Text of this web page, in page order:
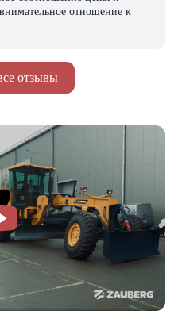
отзывы
отношение к